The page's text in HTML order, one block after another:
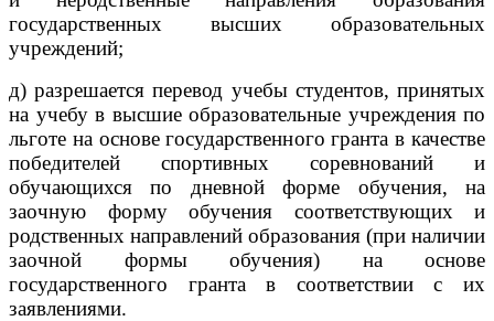
государственных высших образовательных
учреждений;
д) разрешается перевод учебы студентов, принятых
на учебу в высшие образовательные учреждения по
льготе на основе государственного гранта в качестве
победителей спортивных соревнований и
обучающихся по дневной форме обучения, на
заочную форму обучения соответствующих и
родственных направлений образования (при наличии
заочной формы обучения) на основе
государственного гранта в соответствии с их
заявлениями.